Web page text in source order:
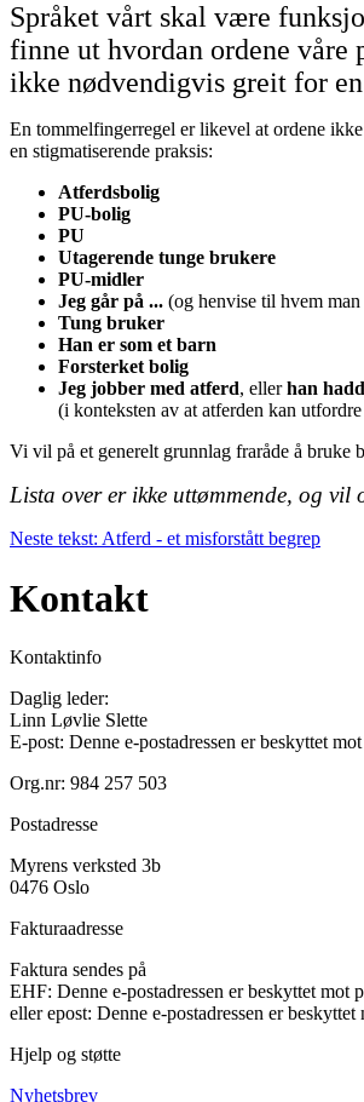
Språket vårt skal være
finne ut hvordan ordene
ikke nødvendigvis greit for
En tommelfingerregel er likevel at ordene
en stigmatiserende praksis:
Atferdsbolig
PU-bolig
PU
Utagerende tunge brukere
PU-midler
Jeg går på ... (og henvise til hvem
Tung bruker
Han er som et barn
Forsterket bolig
Jeg jobber med atferd, ellerhan
(i konteksten av at atferden kan
Vi vil på et generelt grunnlag fraråde å bruke
Lista over er ikke uttømmende, og vil
Neste tekst: Atferd - et misforstått begrep
Kontakt
Kontaktinfo
Daglig leder:
Linn Løvlie Slette
E-post: Denne e-postadressen er beskyttet
Org.nr: 984 257 503
Postadresse
Myrens verksted 3b
0476 Oslo
Fakturaadresse
Faktura sendes på
EHF: Denne e-postadressen er beskyttet mot
eller epost: Denne e-postadressen er
Hjelp og støtte
Nyhetsbrev